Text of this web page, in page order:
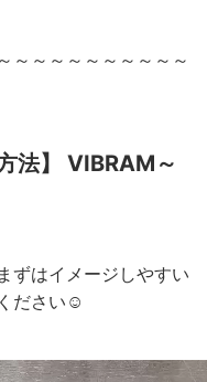
～～～～～～～～～～
法】 VIBRAM～
ずはイメージしやすい
ださい☺